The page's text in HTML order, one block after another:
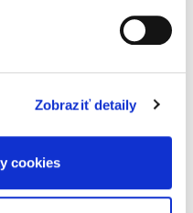
Zobraziť detaily
cookies
tým, že na ich
sa vyskytuje
Správa,